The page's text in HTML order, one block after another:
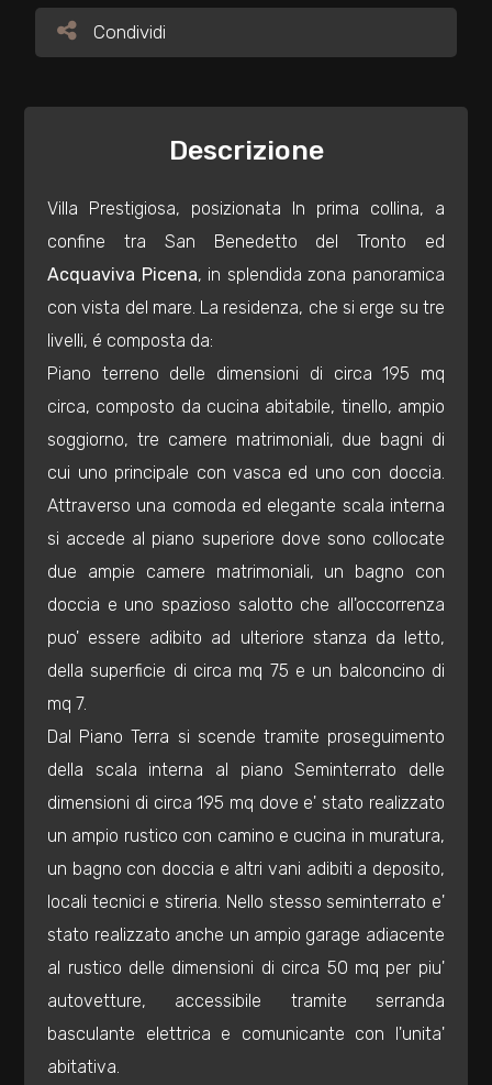
Condividi
Condividi
Descrizione
Villa Prestigiosa, posizionata In prima collina, a
confine tra San Benedetto del Tronto ed
Acquaviva Picena, in splendida zona panoramica
con vista del mare. La residenza, che si erge su tre
livelli, é composta da:
Piano terreno delle dimensioni di circa 195 mq
circa, composto da cucina abitabile, tinello, ampio
soggiorno, tre camere matrimoniali, due bagni di
cui uno principale con vasca ed uno con doccia.
Attraverso una comoda ed elegante scala interna
si accede al piano superiore dove sono collocate
due ampie camere matrimoniali, un bagno con
doccia e uno spazioso salotto che all'occorrenza
puo' essere adibito ad ulteriore stanza da letto,
della superficie di circa mq 75 e un balconcino di
mq 7.
Dal Piano Terra si scende tramite proseguimento
della scala interna al piano Seminterrato delle
dimensioni di circa 195 mq dove e' stato realizzato
un ampio rustico con camino e cucina in muratura,
un bagno con doccia e altri vani adibiti a deposito,
locali tecnici e stireria. Nello stesso seminterrato e'
stato realizzato anche un ampio garage adiacente
al rustico delle dimensioni di circa 50 mq per piu'
autovetture, accessibile tramite serranda
basculante elettrica e comunicante con l'unita'
abitativa.
Industriali
Terreni
Totale
Locali
minimi
4
5